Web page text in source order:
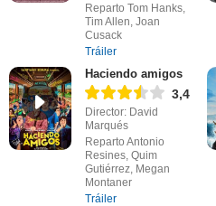
Reparto Tom Hanks,
Tim Allen, Joan
Cusack
Tráiler
Haciendo amigos
3,4
Director: David
Marqués
Reparto Antonio
Resines, Quim
Gutiérrez, Megan
Montaner
Tráiler